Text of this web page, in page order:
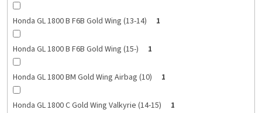
Honda GL 1800 B F6B Gold Wing (13-14) 1
Honda GL 1800 B F6B Gold Wing (15-) 1
Honda GL 1800 BM Gold Wing Airbag (10) 1
Honda GL 1800 C Gold Wing Valkyrie (14-15) 1